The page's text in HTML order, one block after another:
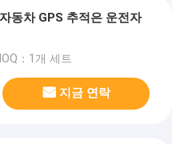
동차 GPS 추적은 운전자
：1개 세트
지금 연락